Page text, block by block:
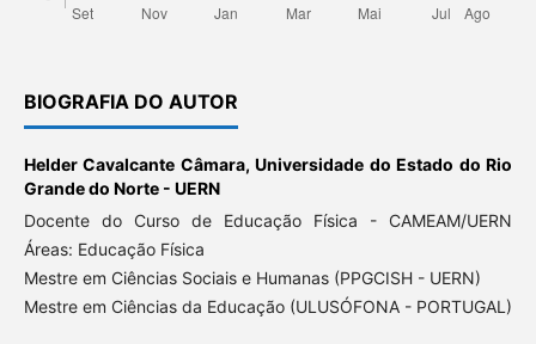
BIOGRAFIA DO AUTOR
Helder Cavalcante Câmara,Universidade do Estado do Rio
Grande do Norte - UERN
Docente do Curso de Educação Física - CAMEAM/UERN
Áreas: Educação Física
Mestre em Ciências Sociais e Humanas (PPGCISH - UERN)
Mestre em Ciências da Educação (ULUSÓFONA - PORTUGAL)